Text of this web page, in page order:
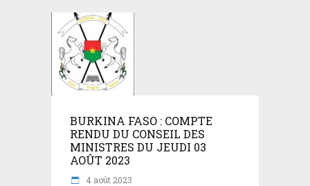
BURKINA FASO : COMPTE
RENDU DU CONSEIL DES
MINISTRES DU JEUDI 03
AOÛT 2023
4 août 2023